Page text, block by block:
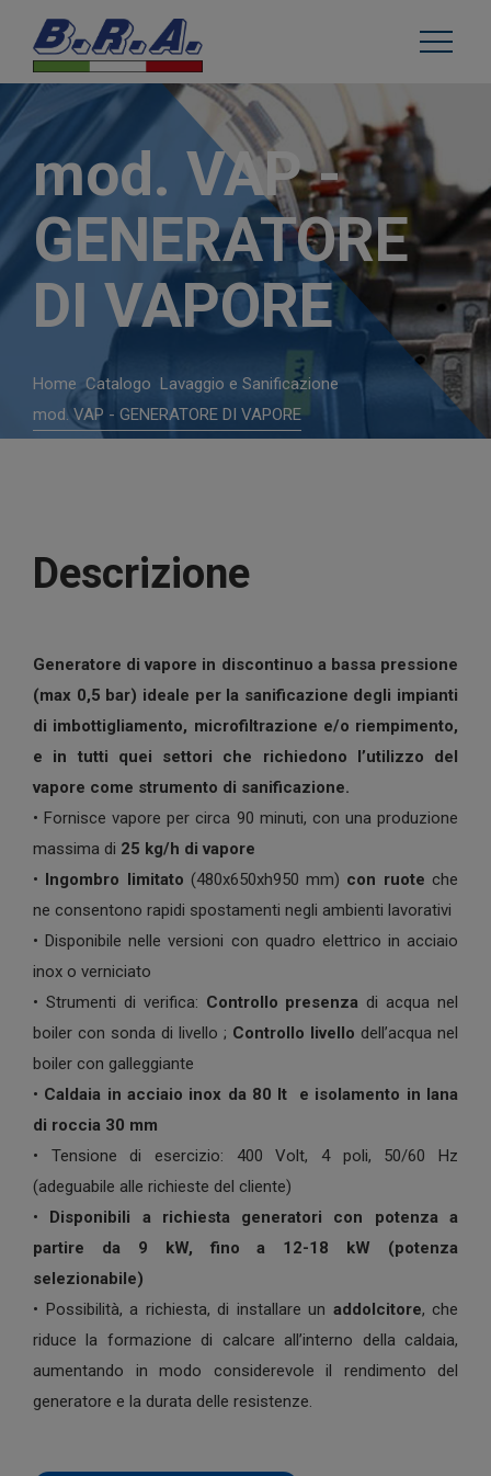
mod. VAP -
GENERATORE
DI VAPORE
Home Catalogo Lavaggio e Sanificazione
mod. VAP - GENERATORE DI VAPORE
Descrizione
Generatore di vapore in discontinuo a bassa pressione
(max 0,5 bar) ideale per la sanificazione degli impianti
di imbottigliamento, microfiltrazione e/o riempimento,
e in tutti quei settori che richiedono l’utilizzo del
vapore come strumento di sanificazione.
• Fornisce vapore per circa 90 minuti, con una produzione
massima di 25 kg/h di vapore
• Ingombro limitato (480x650xh950 mm) con ruote che
ne consentono rapidi spostamenti negli ambienti lavorativi
• Disponibile nelle versioni con quadro elettrico in acciaio
inox o verniciato
• Strumenti di verifica: Controllo presenza di acqua nel
boiler con sonda di livello ; Controllo livello dell’acqua nel
boiler con galleggiante
• Caldaia in acciaio inox da 80 lt e isolamento in lana
di roccia 30 mm
• Tensione di esercizio: 400 Volt, 4 poli, 50/60 Hz
(adeguabile alle richieste del cliente)
• Disponibili a richiesta generatori con potenza a
partire da 9 kW, fino a 12-18 kW (potenza
selezionabile)
• Possibilità, a richiesta, di installare un addolcitore, che
riduce la formazione di calcare all’interno della caldaia,
aumentando in modo considerevole il rendimento del
generatore e la durata delle resistenze.